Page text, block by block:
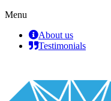
Menu
About us
Testimonials